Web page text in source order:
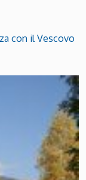
con il Vescovo